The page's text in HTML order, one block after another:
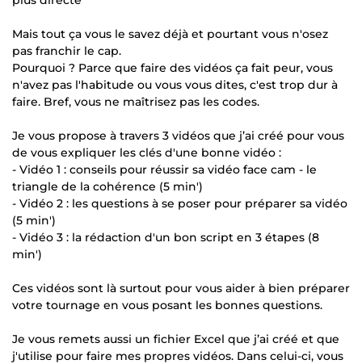
Mais tout ça vous le savez déjà et pourtant vous n'osez
pas franchir le cap.
Pourquoi ? Parce que faire des vidéos ça fait peur, vous
n'avez pas l'habitude ou vous vous dites, c'est trop dur à
faire. Bref, vous ne maîtrisez pas les codes.
Je vous propose à travers 3 vidéos que j’ai créé pour vous
de vous expliquer les clés d'une bonne vidéo :
- Vidéo 1 : conseils pour réussir sa vidéo face cam - le
triangle de la cohérence (5 min')
- Vidéo 2 : les questions à se poser pour préparer sa vidéo
(5 min')
- Vidéo 3 : la rédaction d'un bon script en 3 étapes (8
min')
Ces vidéos sont là surtout pour vous aider à bien préparer
votre tournage en vous posant les bonnes questions.
Je vous remets aussi un fichier Excel que j’ai créé et que
j'utilise pour faire mes propres vidéos. Dans celui-ci, vous